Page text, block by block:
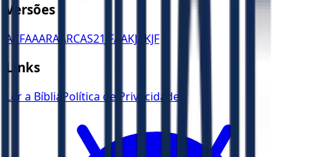
Versões
ACFAAARA ARCAS21 JFAAKJA KJF
Links
Ler a Bíblia Política de Privacidade